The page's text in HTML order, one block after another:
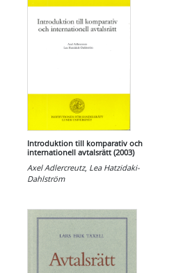
Introduktion till komparativ och
internationell avtalsrätt (2003)
Axel Adlercreutz, Lea Hatzidaki-
Dahlström